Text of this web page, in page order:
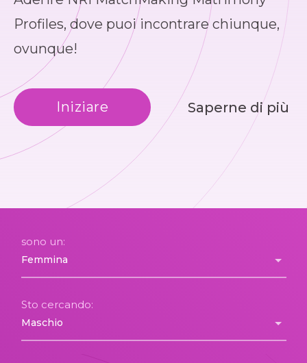
Profiles, dove puoi incontrare chiunque,
ovunque!
Iniziare Saperne di più
sono un:
Sto cercando: